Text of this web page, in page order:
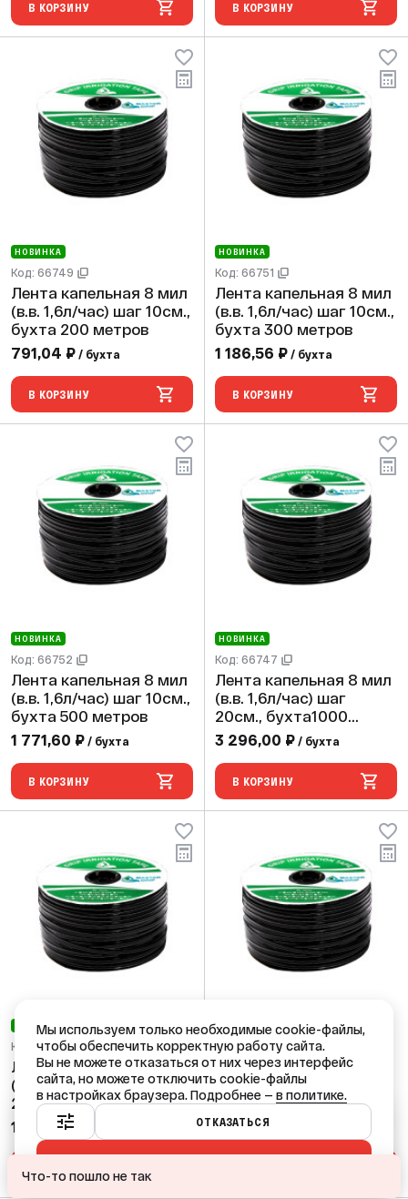
В КОРЗИНУ В КОРЗИНУ
НОВИНКА
Код: 66749
Лента капельная 8 мил
(в.в. 1,6л/час) шаг 10см.,
бухта 200 метров
791,04 ₽ / бухта
В КОРЗИНУ
НОВИНКА
Код: 66751
Лента капельная 8 мил
(в.в. 1,6л/час) шаг 10см.,
бухта 300 метров
1 186,56 ₽ / бухта
В КОРЗИНУ
НОВИНКА
Код: 66752
Лента капельная 8 мил
(в.в. 1,6л/час) шаг 10см.,
бухта 500 метров
1 771,60 ₽ / бухта
В КОРЗИНУ
НОВИНКА
Код: 66747
Лента капельная 8 мил
(в.в. 1,6л/час) шаг
20см., бухта1000
метров
3 296,00 ₽ / бухта
В КОРЗИНУ
НОВИНКА
Код: 66745
Лента капельная 8 мил
(в.в. 1,6л/час) шаг
20см., бухта 500
метров
1 730,40 ₽
НОВИНКА
Код: 66744
Лента капельная 8 мил
(в.в. 1,6л/час) шаг
20см., бухта 300
метров
1 186,56 ₽
Ваш город — Краснодар?
Мы используем только необходимые cookie-файлы,
чтобы обеспечить корректную работу сайта.
Вы не можете отказаться от них через интерфейс
сайта, но можете отключить cookie-файлы
в настройках браузера. Подробнее — в политике.
ОТКАЗАТЬСЯ
ПРИНЯТЬ ВСЕ
Что-то пошло не так